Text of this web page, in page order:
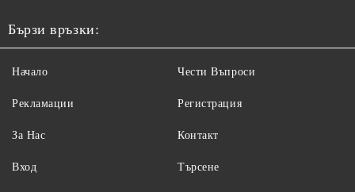
Бързи връзки:
Начало
Рекламации
За Нас
Вход
Чести Въпроси
Регистрация
Контакт
Търсене